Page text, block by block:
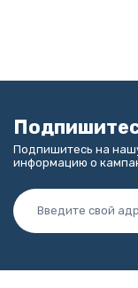
Подпишитесь на
информацию о